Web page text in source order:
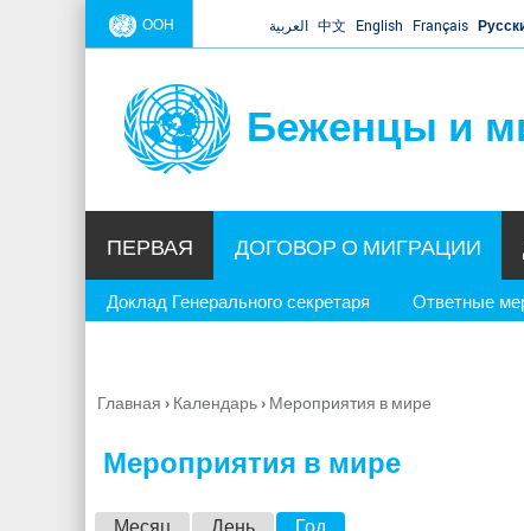
ООН العربية 中文 English Français
Беженцы и
ПЕРВАЯ ДОГОВОР О МИГРАЦИИ
Доклад Генерального секретаря Ответные
Вы
Главная › Календарь› Мероприятия в мире
Мероприятия в мире